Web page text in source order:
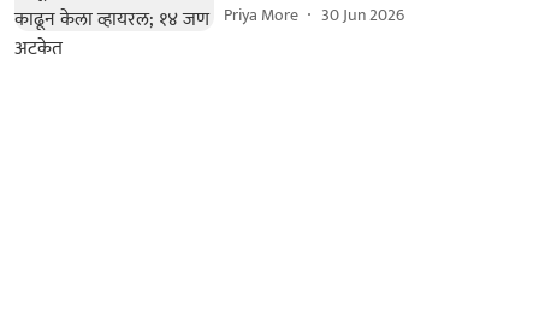
Priya More 30 Jun 2026